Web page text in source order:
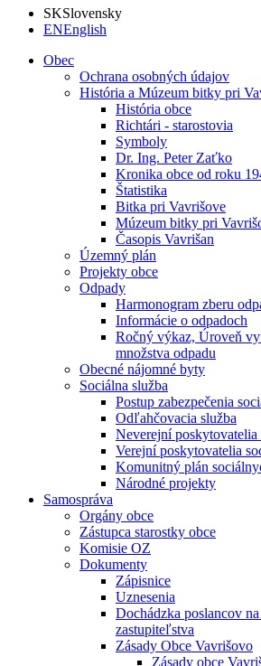
SKSlovensky
ENEnglish
Obec
Ochrana osobných údajov
História a Múzeum bitky pri
História obce
Richtári - starostovia
Symboly
Dr. Ing. Peter Zaťko
Kronika obce od roku
Štatistika
Bitka pri Vavrišove
Múzeum bitky pri
Časopis Vavrišan
Územný plán
Projekty obce
Odpady
Harmonogram zberu
Informácie o odpadoch
Ročný výkaz, Úroveň
množstva odpadu
Obecné nájomné byty
Sociálna služba
Postup zabezpečenia
Odľahčovacia služba
Neverejní
Verejní poskytovatelia
Komunitný plán
Národné projekty
Samospráva
Orgány obce
Zástupca starostky obce
Komisie OZ
Dokumenty
Zápisnice
Uznesenia
Dochádzka poslancov
zastupiteľstva
Zásady Obce Vavrišovo
Zásady obce